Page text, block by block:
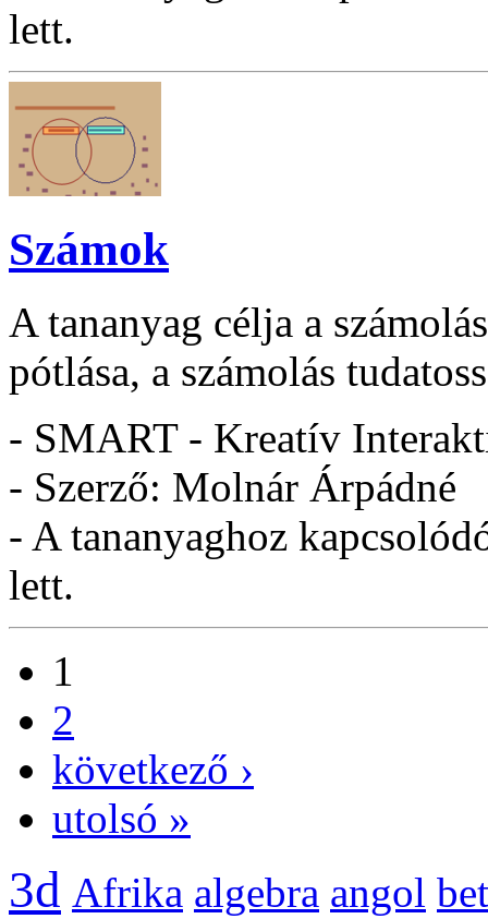
lett.
Számok
A tananyag célja a
pótlása, a számolás
- SMART - Kreatív
- Szerző: Molnár Árpádné
- A tananyaghoz
lett.
1
2
következő ›
utolsó »
3d Afrika algebra angol